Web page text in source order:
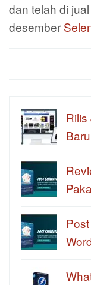
dan telah di
desember